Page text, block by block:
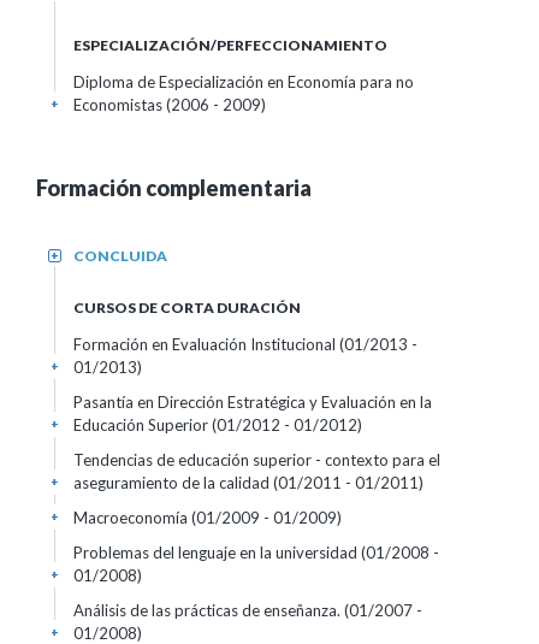
ESPECIALIZACIÓN/PERFECCIONAMIENTO
Diploma de Especialización en Economía para no
Economistas (2006 - 2009)
+
Formación complementaria
CONCLUIDA
+
CURSOS DE CORTA DURACIÓN
Formación en Evaluación Institucional (01/2013 -
01/2013)
+
Pasantía en Dirección Estratégica y Evaluación en la
Educación Superior(01/2012 - 01/2012)
+
Tendencias de educación superior - contexto para el
aseguramiento de la calidad (01/2011 - 01/2011)
+
Macroeconomía (01/2009 - 01/2009)
+
Problemas del lenguaje en la universidad (01/2008 -
01/2008)
+
Análisis de las prácticas de enseñanza. (01/2007 -
01/2008)
+